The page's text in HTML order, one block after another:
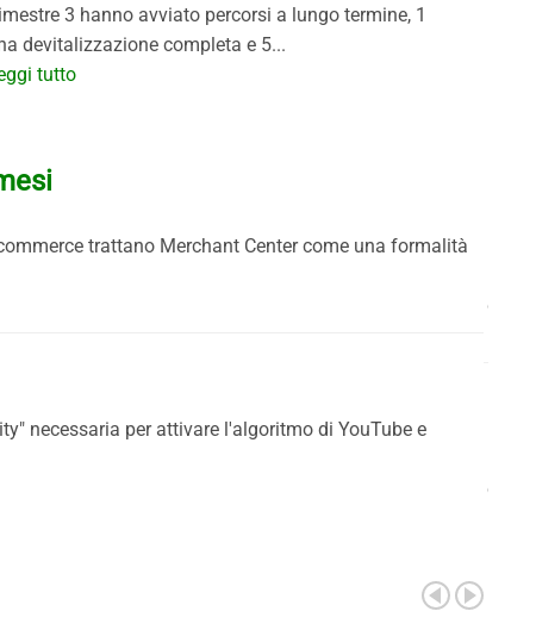
3 hanno avviato percorsi a lungo termine, 1
devitalizzazione completa e 5...
tutto
trattano Merchant Center come una formalità
necessaria per attivare l'algoritmo di YouTube e